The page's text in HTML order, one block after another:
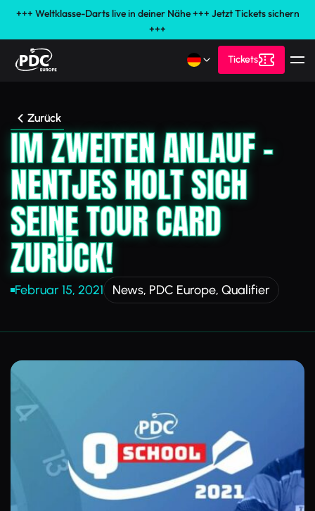
+++ Weltklasse-Darts live in deiner Nähe +++ Jetzt Tickets sichern
+++
Tickets
Zurück
IM ZWEITEN ANLAUF –
NENTJES HOLT SICH
SEINE TOUR CARD
ZURÜCK!
Februar 15, 2021 News, PDC Europe, Qualifier